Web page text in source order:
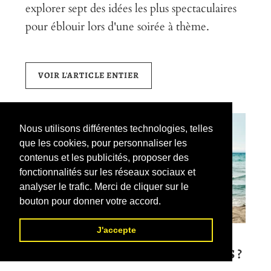
Nous utilisons différentes technologies, telles
que les cookies, pour personnaliser les
contenus et les publicités, proposer des
fonctionnalités sur les réseaux sociaux et
analyser le trafic. Merci de cliquer sur le
bouton pour donner votre accord.
J'accepte
explorer sept des idées les plus spectaculaires
pour éblouir lors d'une soirée à thème.
VOIR L'ARTICLE ENTIER
QUELS SONT LES ACTIVITÉS POUR
ENFANT SUR LE THÈME DES PIRATES ?